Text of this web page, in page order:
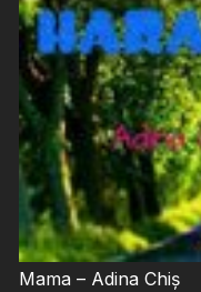
Mama – Adina Chiș